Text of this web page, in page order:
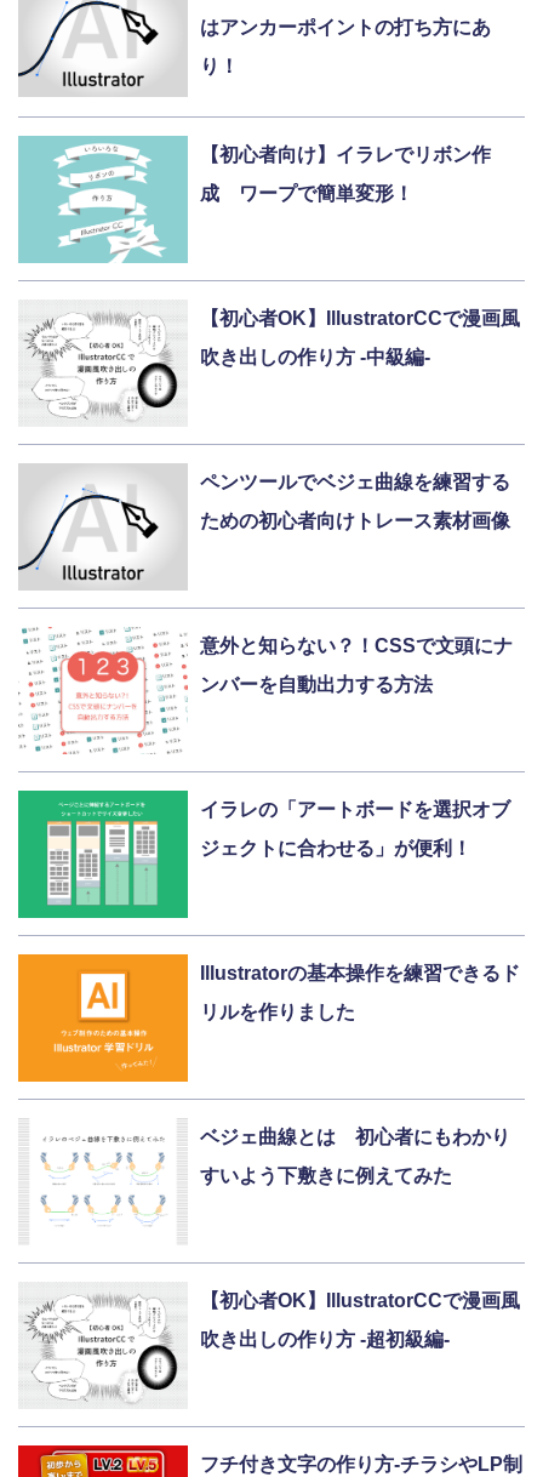
はアンカーポイントの打ち方にあ
り！
【初心者向け】イラレでリボン作
成 ワープで簡単変形！
【初心者OK】IllustratorCCで漫画風
吹き出しの作り方 -中級編-
ペンツールでベジェ曲線を練習する
ための初心者向けトレース素材画像
意外と知らない？！CSSで文頭にナ
ンバーを自動出力する方法
イラレの「アートボードを選択オブ
ジェクトに合わせる」が便利！
Illustratorの基本操作を練習できるド
リルを作りました
ベジェ曲線とは 初心者にもわかり
すいよう下敷きに例えてみた
【初心者OK】IllustratorCCで漫画風
吹き出しの作り方 -超初級編-
フチ付き文字の作り方-チラシやLP制